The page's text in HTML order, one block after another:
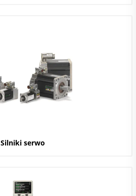
Silniki serwo